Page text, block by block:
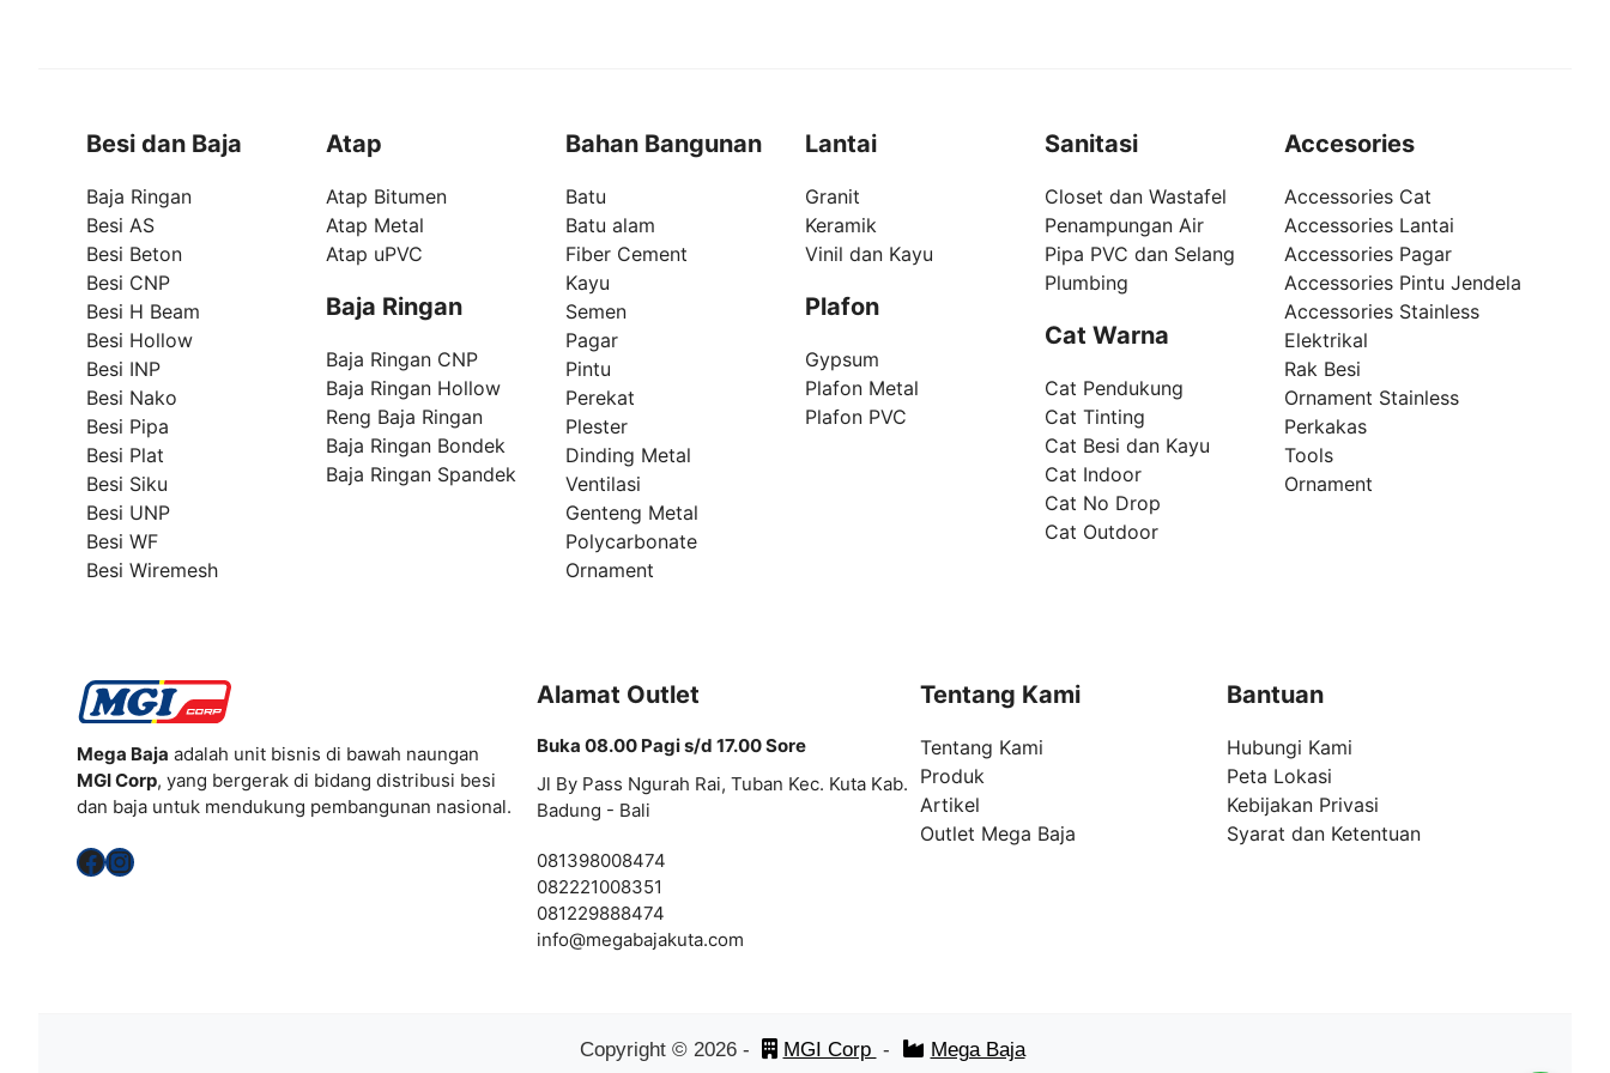
Besi dan Baja
Baja Ringan
Besi AS
Besi Beton
Besi CNP
Besi H Beam
Besi Hollow
Besi INP
Besi Nako
Besi Pipa
Besi Plat
Besi Siku
Besi UNP
Besi WF
Besi Wiremesh
Atap
Atap Bitumen
Atap Metal
Atap uPVC
Baja Ringan
Baja Ringan CNP
Baja Ringan Hollow
Reng Baja Ringan
Baja Ringan Bondek
Baja Ringan Spandek
Bahan Bangunan
Batu
Batu alam
Fiber Cement
Kayu
Semen
Pagar
Pintu
Perekat
Plester
Dinding Metal
Ventilasi
Genteng Metal
Polycarbonate
Ornament
Lantai
Granit
Keramik
Vinil dan Kayu
Plafon
Gypsum
Plafon Metal
Plafon PVC
Sanitasi
Closet dan Wastafel
Penampungan Air
Pipa PVC dan Selang
Plumbing
Cat Warna
Cat Pendukung
Cat Tinting
Cat Besi dan Kayu
Cat Indoor
Cat No Drop
Cat Outdoor
Accesories
Accessories Cat
Accessories Lantai
Accessories Pagar
Accessories Pintu Jendela
Accessories Stainless
Elektrikal
Rak Besi
Ornament Stainless
Perkakas
Tools
Ornament
Mega Baja adalah unit bisnis di bawah naungan
MGI Corp, yang bergerak di bidang distribusi besi
dan baja untuk mendukung pembangunan nasional.
Facebook
Instagram
Alamat Outlet
Buka 08.00 Pagi s/d 17.00 Sore
Jl By Pass Ngurah Rai, Tuban Kec. Kuta Kab.
Badung - Bali
081398008474
082221008351
081229888474
info@megabajakuta.com
Tentang Kami
Tentang Kami
Produk
Artikel
Outlet Mega Baja
Bantuan
Hubungi Kami
Peta Lokasi
Kebijakan Privasi
Syarat dan Ketentuan
Copyright © 2026- MGI Corp - Mega Baja